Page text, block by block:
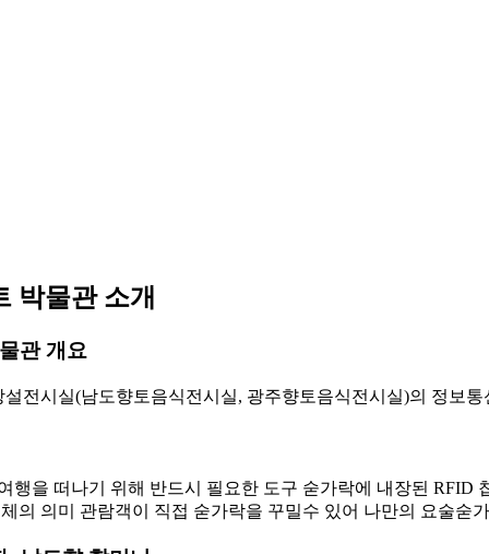
박물관 소개
관 개요
전시실(남도향토음식전시실, 광주향토음식전시실)의 정보